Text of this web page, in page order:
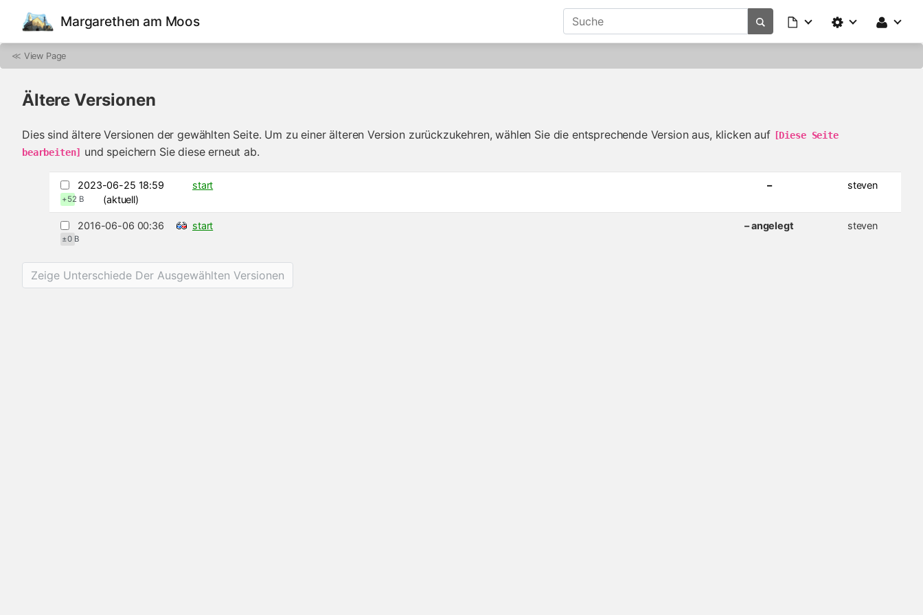
Margarethen am Moos
≪ View Page
Ältere Versionen
Dies sind ältere Versionen der gewählten Seite. Um zu einer älteren Version zurückzukehren, wählen Sie die entsprechende Version aus, klicken auf [Diese Seite
bearbeiten]
und speichern Sie diese erneut ab.
2023-06-25 18:59 start – steven
+52 B (aktuell)
2016-06-06 00:36 start – angelegt steven
±0 B
Zeige Unterschiede Der Ausgewählten Versionen